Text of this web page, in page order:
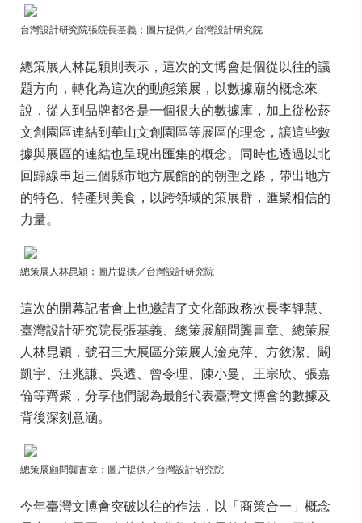
台灣設計研究院張院長基義 ；圖片提供／台灣設計研究院
總策展人林昆穎則表示，這次的文博會是個從以往的議
題方向，轉化為這次的動態策展，以數據廟的概念來
說，從人到品牌都各是一個很大的數據庫，加上從松菸
文創園區連結到華山文創園區等展區的理念，讓這些數
據與展區的連結也呈現出匯集的概念。同時也透過以北
回歸線串起三個縣市地方展館的的朝聖之路，帶出地方
的特色、特產與美食，以跨領域的策展群，匯聚相信的
力量。
總策展人林昆穎 ；圖片提供／台灣設計研究院
這次的開幕記者會上也邀請了文化部政務次長李靜慧、
臺灣設計研究院長張基義、總策展顧問龔書章、總策展
人林昆穎，號召三大展區分策展人淦克萍、方敘潔、闞
凱宇、汪兆謙、吳透、曾令理、陳小曼、王宗欣、張嘉
倫等齊聚，分享他們認為最能代表臺灣文博會的數據及
背後深刻意涵。
總策展顧問龔書章 ；圖片提供／台灣設計研究院
今年臺灣文博會突破以往的作法，以「商策合一」概念